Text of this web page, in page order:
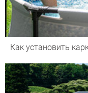
Как установить